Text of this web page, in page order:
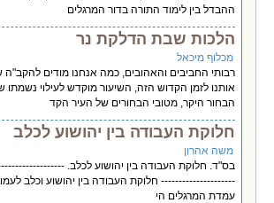
ההבדל בין לימוד התורה בדור המרגלים
הלכות שבת הדלקת נר
מכלוף מיכאל
רבותי החביבים והאהובים, כמה אנחנו מודים להקב"ה
אותנו לזמן הקדוש הזה, השיעור מוקדש לעילוי נשמתו
הבחור היקר, מטובי הבחורים של העיר הקד
חלוקת העבודה בין יהושוע לכלב
משה אהרון
בס"ד. חלוקת העבודה בין יהושוע לכלב.
--------------------- חלוקת העבודה בין יהושוע וכלב
עמדת המרגלים הי